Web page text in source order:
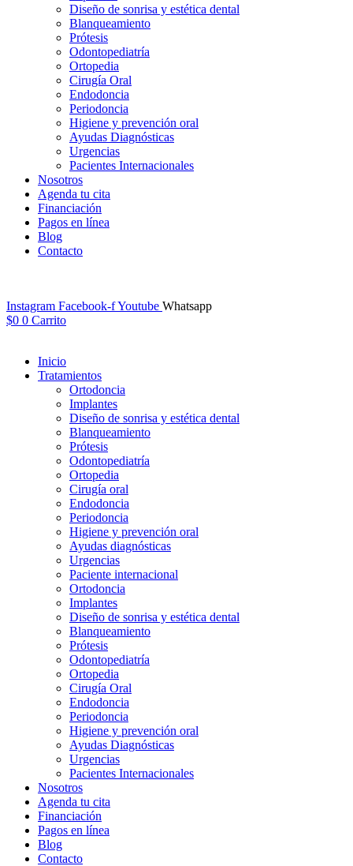
Diseño de sonrisa y estética dental
Blanqueamiento
Prótesis
Odontopediatría
Ortopedia
Cirugía Oral
Endodoncia
Periodoncia
Higiene y prevención oral
Ayudas Diagnósticas
Urgencias
Pacientes Internacionales
Nosotros
Agenda tu cita
Financiación
Pagos en línea
Blog
Contacto
Instagram Facebook-fYoutube Whatsapp
$0 0 Carrito
Inicio
Tratamientos
Ortodoncia
Implantes
Diseño de sonrisa y estética dental
Blanqueamiento
Prótesis
Odontopediatría
Ortopedia
Cirugía oral
Endodoncia
Periodoncia
Higiene y prevención oral
Ayudas diagnósticas
Urgencias
Paciente internacional
Ortodoncia
Implantes
Diseño de sonrisa y estética dental
Blanqueamiento
Prótesis
Odontopediatría
Ortopedia
Cirugía Oral
Endodoncia
Periodoncia
Higiene y prevención oral
Ayudas Diagnósticas
Urgencias
Pacientes Internacionales
Nosotros
Agenda tu cita
Financiación
Pagos en línea
Blog
Contacto